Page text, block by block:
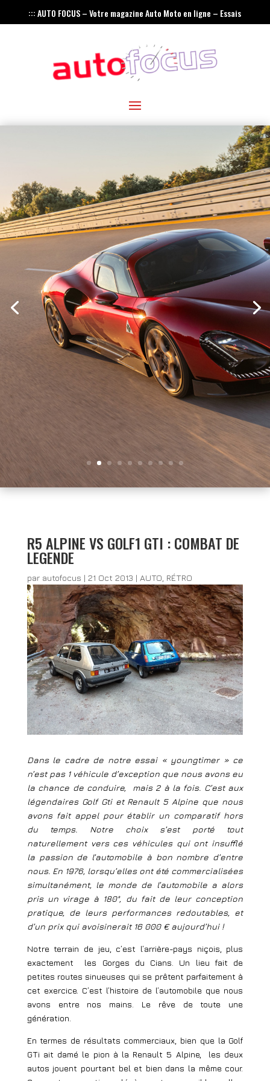
::: AUTO FOCUS – Votre magazine Auto Moto en ligne – Essais
– Actualités – Innovations – Rétro :::
R5 ALPINE VS GOLF1 GTI : COMBAT DE
LEGENDE
par autofocus | 21 Oct 2013 | AUTO RÉTRO
Dans le cadre de notre essai « youngtimer » ce
n’est pas 1 véhicule d’exception que nous avons eu
la chance de conduire, mais 2 à la fois. C’est aux
légendaires Golf Gti et Renault 5 Alpine que nous
avons fait appel pour établir un comparatif hors
du temps. Notre choix s’est porté tout
naturellement vers ces véhicules qui ont insufflé
la passion de l’automobile à bon nombre d’entre
nous. En 1976, lorsqu’elles ont été commercialisées
simultanément, le monde de l’automobile a alors
pris un virage à 180°, du fait de leur conception
pratique, de leurs performances redoutables, et
d’un prix qui avoisinerait 16 000 € aujourd’hui !
Notre terrain de jeu, c’est l’arrière-pays niçois, plus
exactement les Gorges du Cians. Un lieu fait de
petites routes sinueuses qui se prêtent parfaitement à
cet exercice. C’est l’histoire de l’automobile que nous
avons entre nos mains. Le rêve de toute une
génération.
En termes de résultats commerciaux, bien que la Golf
GTi ait damé le pion à la Renault 5 Alpine, les deux
autos jouent pourtant bel et bien dans la même cour.